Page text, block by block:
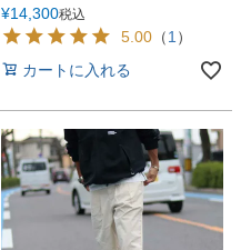
¥14,300税込
5.00 （1 ）
カートに入れる